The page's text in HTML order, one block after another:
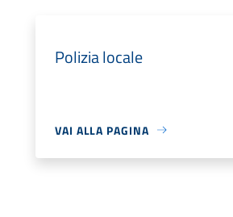
Polizia locale
VAI ALLA PAGINA